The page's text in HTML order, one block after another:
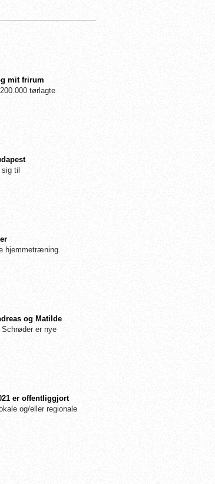
mit frirum
tørlagte
til
hjemmetræning.
og Matilde
er nye
er offentliggjort
og/eller regionale